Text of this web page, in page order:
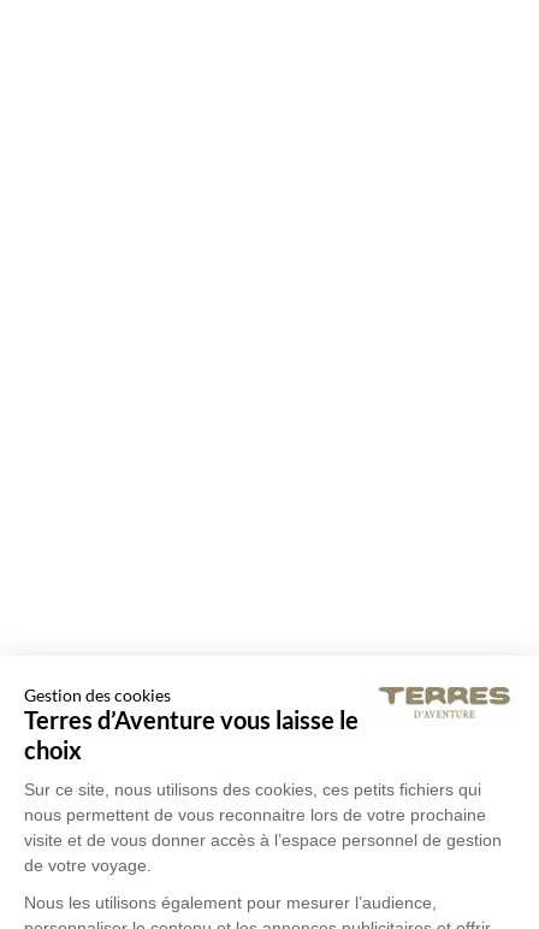
Gestion des cookies
Terres d’Aventure vous laisse le
choix
Sur ce site, nous utilisons des cookies, ces petits fichiers qui
nous permettent de vous reconnaitre lors de votre prochaine
visite et de vous donner accès à l’espace personnel de gestion
de votre voyage.
Nous les utilisons également pour mesurer l’audience,